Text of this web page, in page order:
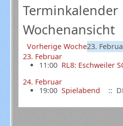
Terminkalender
Wochenansicht
Vorherige Woche23.
23. Februar
11:00 RL8: Eschweiler
24. Februar
19:00Spielabend ::